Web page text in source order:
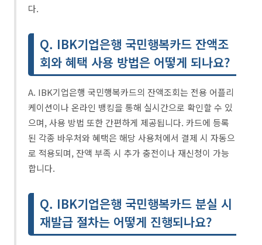
다.
Q. IBK기업은행 국민행복카드 잔액조
회와 혜택 사용 방법은 어떻게 되나요?
A. IBK기업은행 국민행복카드의 잔액조회는 전용 어플리
케이션이나 온라인 뱅킹을 통해 실시간으로 확인할 수 있
으며, 사용 방법 또한 간편하게 제공됩니다. 카드에 등록
된 각종 바우처와 혜택은 해당 사용처에서 결제 시 자동으
로 적용되며, 잔액 부족 시 추가 충전이나 재신청이 가능
합니다.
Q. IBK기업은행 국민행복카드 분실 시
재발급 절차는 어떻게 진행되나요?